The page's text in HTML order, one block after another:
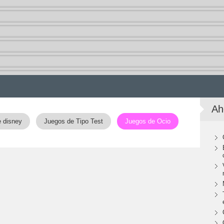
disney Juegos de Tipo Test Juegos de Ocio